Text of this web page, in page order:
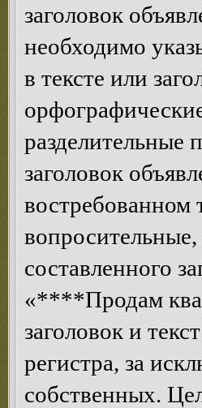
заголовок
необходимо
в тексте или
разделительные
заголовок
востребованном
составленного
«****Продам
заголовок и
регистра, за
собственных.